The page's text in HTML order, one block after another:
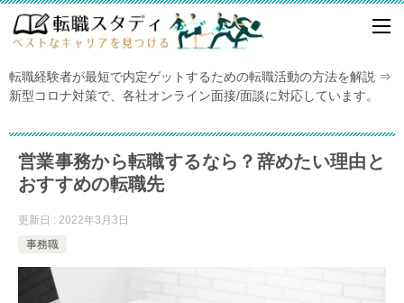
転職経験者が最短で内定ゲットするための転職活動の方法を解説 ⇒
新型コロナ対策で、各社オンライン面接/面談に対応しています。
営業事務から転職するなら？辞めたい理由と
おすすめの転職先
更新日 : 2022年3月3日
事務職